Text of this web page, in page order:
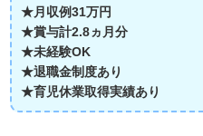
★月収例31万円
★賞与計2.8ヵ月分
★未経験OK
★退職金制度あり
★育児休業取得実績あり